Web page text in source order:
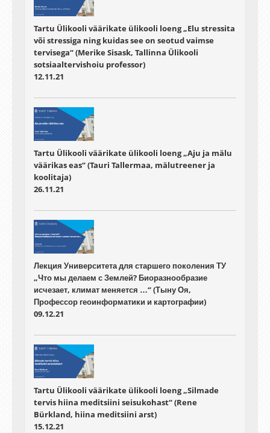
Tartu Ülikooli väärikate ülikooli loeng „Elu stressita
või stressiga ning kuidas see on seotud vaimse
tervisega“ (Merike Sisask, Tallinna Ülikooli
sotsiaaltervishoiu professor)
12.11.21
Tartu Ülikooli väärikate ülikooli loeng „Aju ja mälu
väärikas eas“ (Tauri Tallermaa, mälutreener ja
koolitaja)
26.11.21
Лекция Университета для старшего поколения ТУ
„Что мы делаем с Землей? Биоразнообразие
исчезает, климат меняется …“ (Тыну Оя,
Профессор геоинформатики и картографии)
09.12.21
Tartu Ülikooli väärikate ülikooli loeng „Silmade
tervis hiina meditsiini seisukohast“ (Rene
Bürkland, hiina meditsiini arst)
15.12.21